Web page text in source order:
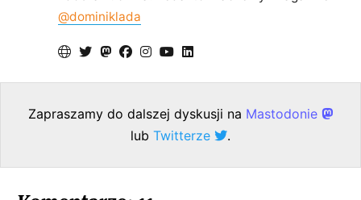
@dominiklada
Zapraszamy do dalszej dyskusji na Mastodonie
lub Twitterze .